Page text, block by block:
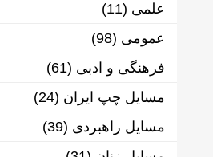
علمی (11)
عمومی (98)
فرهنگی و ادبی (61)
مسایل چپ ایران (24)
مسایل راهبردی (39)